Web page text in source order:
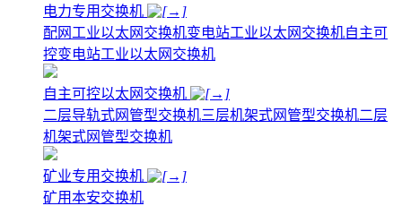
电力专用交换机
配网工业以太网交换机变电站工业以太网交换机自主可
控变电站工业以太网交换机
自主可控以太网交换机
二层导轨式网管型交换机三层机架式网管型交换机二层
机架式网管型交换机
矿业专用交换机
矿用本安交换机